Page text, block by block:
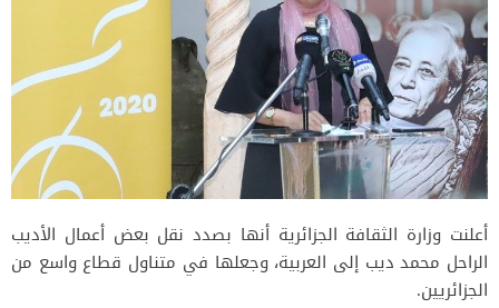
أعلنت وزارة الثقافة الجزائرية أنها بصدد نقل بعض أعمال الأديب
الراحل محمد ديب إلى العربية، وجعلها في متناول قطاع واسع من
الجزائريين.